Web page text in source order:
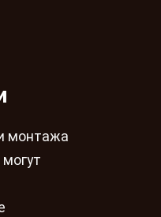
монтажа